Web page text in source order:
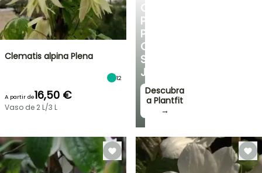
CONSELHOS
PERSONALIZADOS
PARA
O
SEU
JARDIM
Descubra
a Plantfit
→
Clematis alpina Plena
12
A partir de16,50 €
Vaso de 2 L/3 L